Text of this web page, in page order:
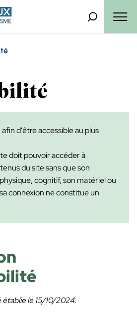
Que
d'être accessible au plus
doit pouvoir accéder à
du site sans que son
cognitif, son matériel ou
connexion ne constitue un
le 15/10/2024.